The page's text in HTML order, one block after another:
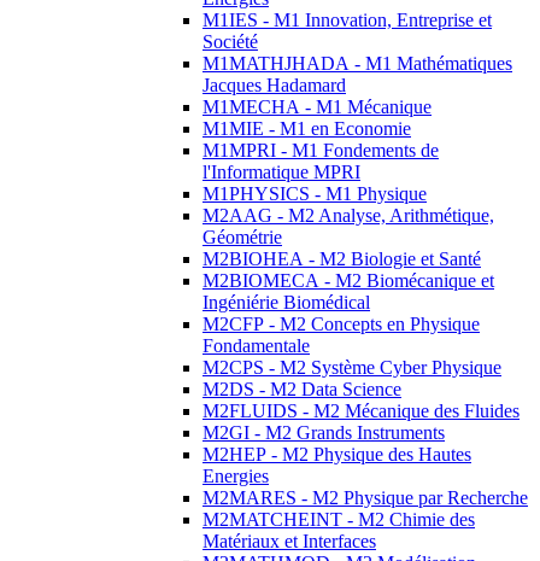
M1IES - M1 Innovation, Entreprise et
Société
M1MATHJHADA - M1 Mathématiques
Jacques Hadamard
M1MECHA - M1 Mécanique
M1MIE - M1 en Economie
M1MPRI - M1 Fondements de
l'Informatique MPRI
M1PHYSICS - M1 Physique
M2AAG - M2 Analyse, Arithmétique,
Géométrie
M2BIOHEA - M2 Biologie et Santé
M2BIOMECA - M2 Biomécanique et
Ingéniérie Biomédical
M2CFP - M2 Concepts en Physique
Fondamentale
M2CPS - M2 Système Cyber Physique
M2DS - M2 Data Science
M2FLUIDS - M2 Mécanique des Fluides
M2GI - M2 Grands Instruments
M2HEP - M2 Physique des Hautes
Energies
M2MARES - M2 Physique par Recherche
M2MATCHEINT - M2 Chimie des
Matériaux et Interfaces